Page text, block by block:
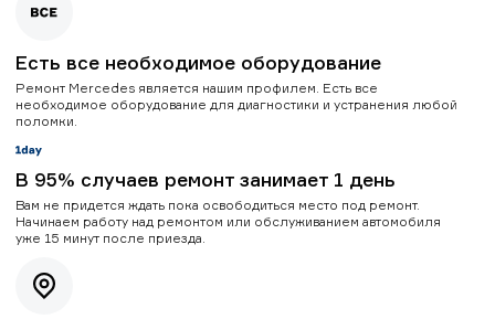
Есть все необходимое оборудование
Ремонт Mercedes является нашим профилем. Есть все
необходимое оборудование для диагностики и устранения любой
поломки.
В 95% случаев ремонт занимает 1 день
Вам не придется ждать пока освободиться место под ремонт.
Начинаем работу над ремонтом или обслуживанием автомобиля
уже 15 минут после приезда.